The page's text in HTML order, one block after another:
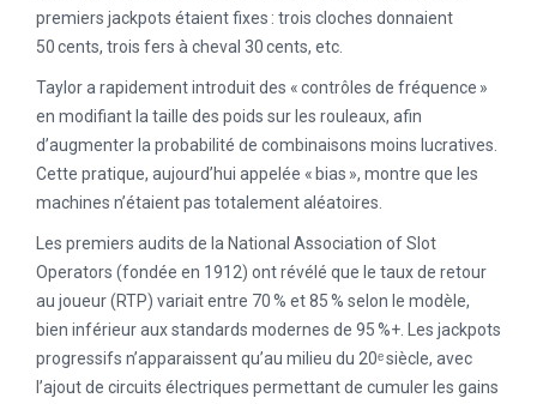
premiers jackpots étaient fixes : trois cloches donnaient
50 cents, trois fers à cheval 30 cents, etc.
Taylor a rapidement introduit des « contrôles de fréquence »
en modifiant la taille des poids sur les rouleaux, afin
d’augmenter la probabilité de combinaisons moins lucratives.
Cette pratique, aujourd’hui appelée « bias », montre que les
machines n’étaient pas totalement aléatoires.
Les premiers audits de la National Association of Slot
Operators (fondée en 1912) ont révélé que le taux de retour
au joueur (RTP) variait entre 70 % et 85 % selon le modèle,
bien inférieur aux standards modernes de 95 %+. Les jackpots
progressifs n’apparaissent qu’au milieu du 20ᵉ siècle, avec
l’ajout de circuits électriques permettant de cumuler les gains